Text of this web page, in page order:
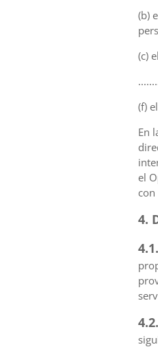
(b)
(c)
(f)
En
el
4.
4.1.
4.2.